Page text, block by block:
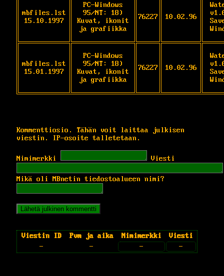
mbfiles.lst
15.10.1997
PC-Windows
95/NT: 18)
Kuvat, ikonit
ja grafiikka
76227 10.02.96
mbfiles.lst
15.01.1997
PC-Windows
95/NT: 18)
Kuvat, ikonit
ja grafiikka
76227 10.02.96
Kommenttiosio. Tähän voit laittaa julkisen
viestin. IP-osoite talletetaan.
Nimimerkki Viesti
Mikä oli MBnetin tiedostoalueen nimi?
Viestin ID Pvm ja aika Nimimerkki
Viesti
-
- - -